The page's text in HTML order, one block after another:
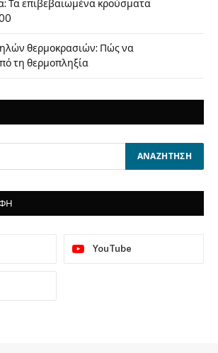
Τα επιβεβαιωμένα κρούσματα
θερμοκρασιών: Πώς να
τη θερμοπληξία
YouTube